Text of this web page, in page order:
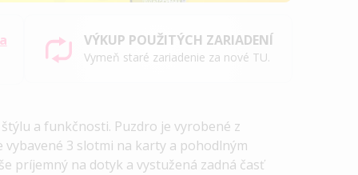
VÝKUP POUŽITÝCH ZARIADENÍ
Vymeň staré zariadenie za nové TU.
a funkčnosti. Puzdro je vyrobené z
vybavené 3 slotmi na karty a pohodlným
príjemný na dotyk a vystužená zadná časť